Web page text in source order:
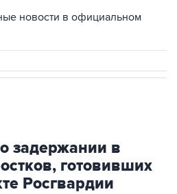
новости в официальном
задержании в
готовивших
Росгвардии